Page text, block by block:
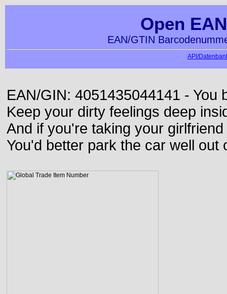
Open
EAN/GTIN
API/
EAN/GIN: 4051435044141 - You
Keep your dirty feelings deep
And if you're taking your
You'd better park the car well out